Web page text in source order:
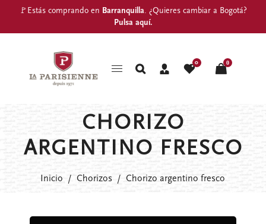
🚩Estás comprando en Barranquilla. ¿Quieres cambiar a Bogotá?
Pulsa aquí.
0 0
CHORIZO
ARGENTINO FRESCO
Inicio / Chorizos / Chorizo argentino fresco